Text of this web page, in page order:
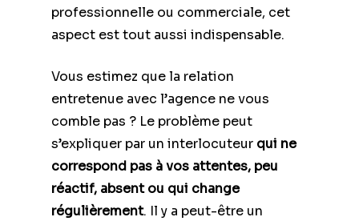
professionnelle ou commerciale, cet
aspect est tout aussi indispensable.
Vous estimez que la relation
entretenue avec l’agence ne vous
comble pas ? Le problème peut
s’expliquer par un interlocuteur qui ne
correspond pas à vos attentes, peu
réactif, absent ou qui change
régulièrement. Il y a peut-être un